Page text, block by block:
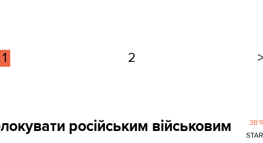
1 2
російським військовим